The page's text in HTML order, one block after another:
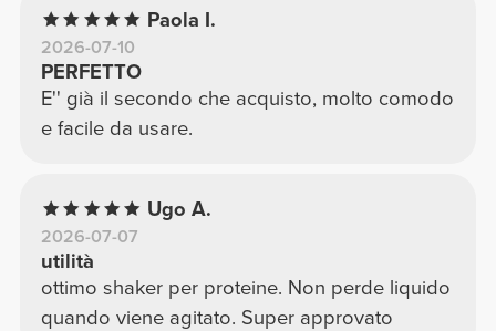
agito con forza. Il tappo a scatto è robusto e
rimane ben saldo, evitando spiacevoli
sorprese in palestra. Inoltre, è molto facile da
lavare e non trattiene i cattivi odori, un
la presa molto salda. Se cercate uno shaker
affidabile che duri nel tempo e che faccia il
suo lavoro senza complicazioni, questo è
sicuramente quello giusto.
Paola I.
2026-07-10
PERFETTO
E'' già il secondo che acquisto, molto comodo
e facile da usare.
Ugo A.
2026-07-07
utilità
ottimo shaker per proteine. Non perde liquido
quando viene agitato. Super approvato